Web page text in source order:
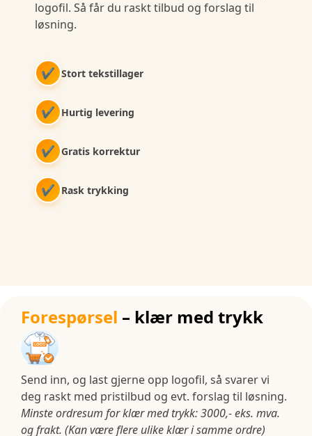
logofil. Så får du raskt tilbud og forslag til
løsning.
✔ Stort tekstillager
✔ Hurtig levering
✔ Gratis korrektur
✔ Rask trykking
Forespørsel – klær med trykk
Send inn, og last gjerne opp logofil, så svarer vi
deg raskt med pristilbud og evt. forslag til løsning.
Minste ordresum for klær med trykk: 3000,- eks. mva.
og frakt. (Kan være flere ulike klær i samme ordre)